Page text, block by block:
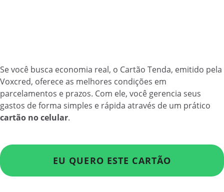
Se você busca economia real, o Cartão Tenda, emitido pela
Voxcred, oferece as melhores condições em
parcelamentos e prazos. Com ele, você gerencia seus
gastos de forma simples e rápida através de um prático
cartão no celular.
EU QUERO ESTE CARTÃO